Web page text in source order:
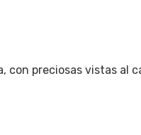
con preciosas vistas al